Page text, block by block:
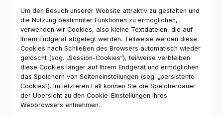
Um den Besuch unserer Website attraktiv zu gestalten und
die Nutzung bestimmter Funktionen zu ermöglichen,
verwenden wir Cookies, also kleine Textdateien, die auf
Ihrem Endgerät abgelegt werden. Teilweise werden diese
Cookies nach Schließen des Browsers automatisch wieder
gelöscht (sog. „Session-Cookies“), teilweise verbleiben
diese Cookies länger auf Ihrem Endgerät und ermöglichen
das Speichern von Seiteneinstellungen (sog. „persistente
Cookies“). Im letzteren Fall können Sie die Speicherdauer
der Übersicht zu den Cookie-Einstellungen Ihres
Webbrowsers entnehmen.